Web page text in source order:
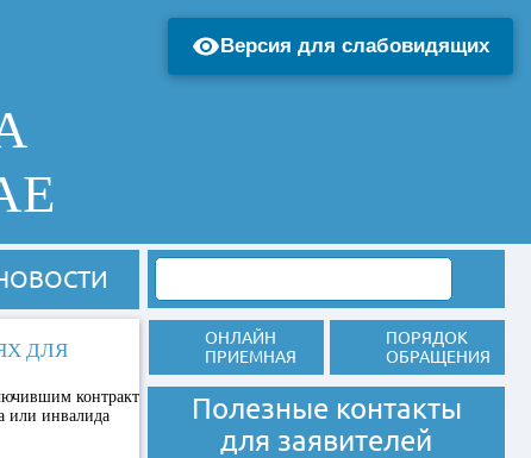
ДЛЯ
контракт
или инвалида
ОНЛАЙН
ПРИЕМНАЯ
ПОРЯДОК
ОБРАЩЕНИЯ
Полезные контакты
для заявителей
Версия для слабовидящих